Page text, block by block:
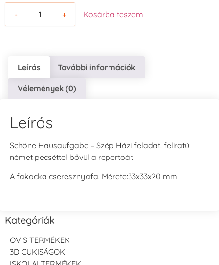
- + Kosárba teszem
Leírás További információk
Vélemények (0)
Leírás
Schöne Hausaufgabe – Szép Házi feladat! feliratú
német pecséttel bővül a repertoár.
A fakocka cseresznyafa. Mérete:33x33x20 mm
Kategóriák
OVIS TERMÉKEK
3D CUKISÁGOK